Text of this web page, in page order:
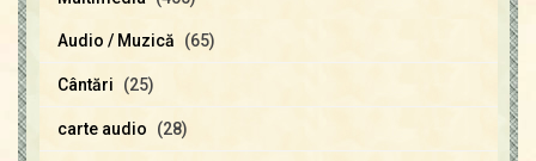
Audio / Muzică (65)
Cântări (25)
carte audio (28)